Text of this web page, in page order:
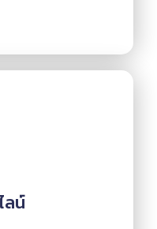
ลน์